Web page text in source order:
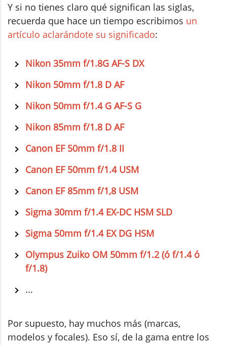
Y si no tienes claro qué significan las siglas,
recuerda que hace un tiempo escribimos un
artículo aclarándote su significado:
Nikon 35mm f/1.8G AF-S DX
Nikon 50mm f/1.8 D AF
Nikon 50mm f/1.4 G AF-S G
Nikon 85mm f/1.8 D AF
Canon EF 50mm f/1.8 II
Canon EF 50mm f/1.4 USM
Canon EF 85mm f/1,8 USM
Sigma 30mm f/1.4 EX-DC HSM SLD
Sigma 50mm f/1.4 EX DG HSM
Olympus Zuiko OM 50mm f/1.2 (ó f/1.4 ó
f/1.8)
...
Por supuesto, hay muchos más (marcas,
modelos y focales). Eso sí, de la gama entre los